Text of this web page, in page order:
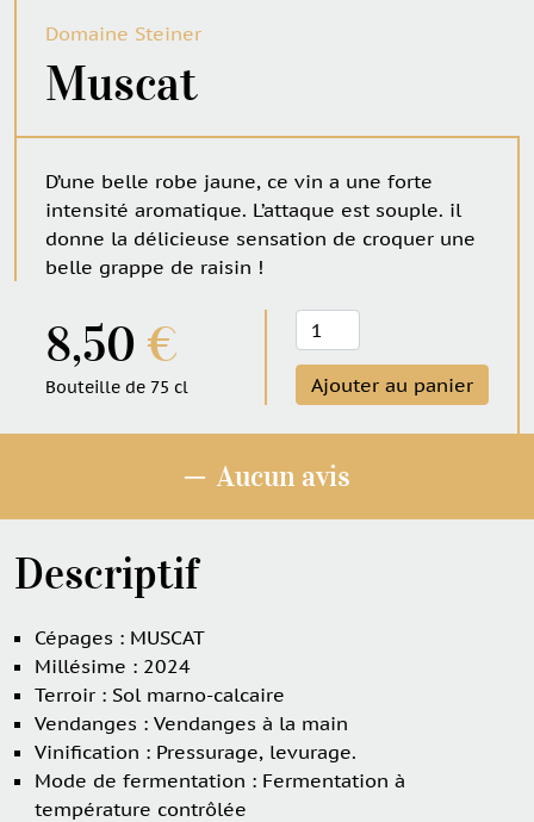
Domaine Steiner
Muscat
D’une belle robe jaune, ce vin a une forte
intensité aromatique. L’attaque est souple. il
donne la délicieuse sensation de croquer une
belle grappe de raisin !
8,50 €
Bouteille de 75 cl
Muscat
Ajouter au panier
─ Aucun avis
Descriptif
Cépages : MUSCAT
Millésime : 2024
Terroir : Sol marno-calcaire
Vendanges : Vendanges à la main
Vinification : Pressurage, levurage.
Mode de fermentation : Fermentation à
température contrôlée